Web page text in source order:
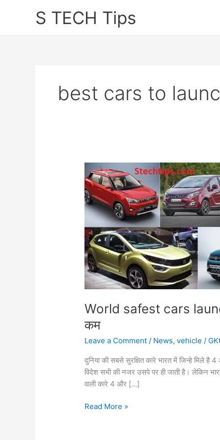
S TECH Tips
best cars to
World safest cars
कम
Leave a Comment / News,vehicle /
दुनिया की सबसे सुरक्षित कारे भारत में जिन्हे मिले है 4
विदेश सभी की नजर उसपे पर ही जाती है। लेकिन
वाली कारे 4 और […]
World
Read More »